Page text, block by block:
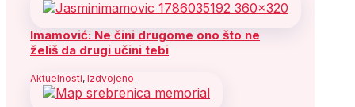
Imamović: Ne čini drugome ono što ne
želiš da drugi učini tebi
Aktuelnosti, Izdvojeno